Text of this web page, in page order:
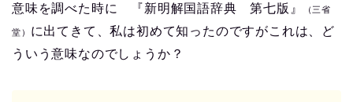
意味を調べた時に 『新明解国語辞典 第七版』
（三省
堂）
に出てきて、私は初めて知ったのですがこれは、ど
ういう意味なのでしょうか？